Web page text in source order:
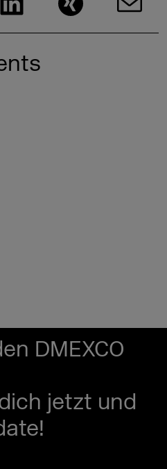
DMEXCO
jetzt und